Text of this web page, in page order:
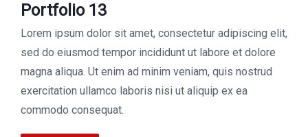
Portfolio 13
Lorem ipsum dolor sit amet, consectetur adipiscing elit,
sed do eiusmod tempor incididunt ut labore et dolore
magna aliqua. Ut enim ad minim veniam, quis nostrud
exercitation ullamco laboris nisi ut aliquip ex ea
commodo consequat.